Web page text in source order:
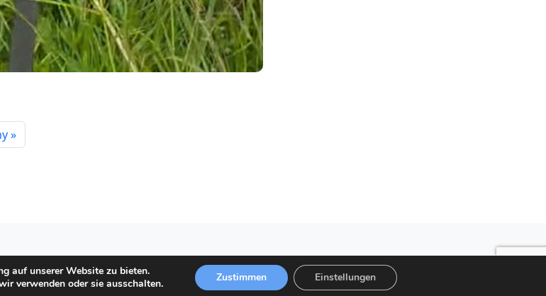
auf unserer Website zu bieten.
verwenden oder sie ausschalten. Zustimmen Einstellungen